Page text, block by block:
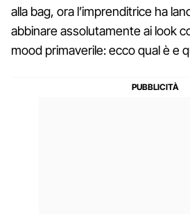
alla bag, ora l’imprenditrice ha
abbinare assolutamente ai look
mood primaverile: ecco qual è e